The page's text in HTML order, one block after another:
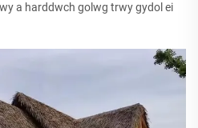
a harddwch golwg trwy gydol ei